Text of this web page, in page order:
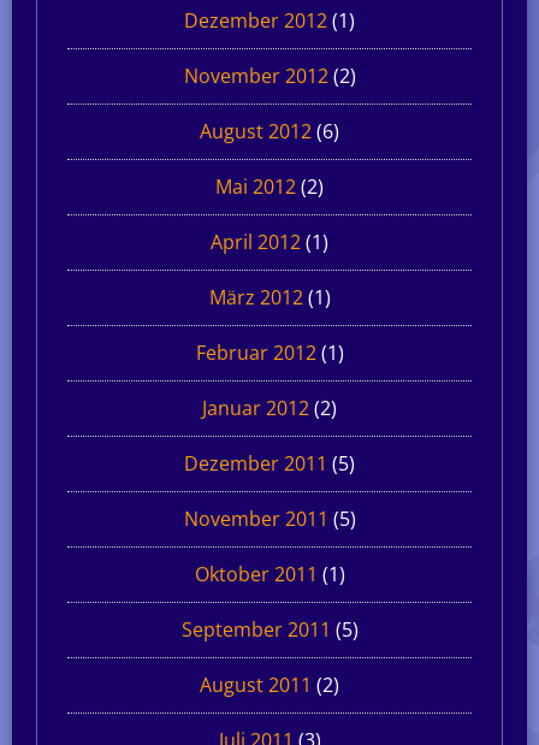
Dezember 2012(1)
November 2012(2)
August 2012(6)
Mai 2012(2)
April 2012(1)
März 2012(1)
Februar 2012(1)
Januar 2012(2)
Dezember 2011 (5)
November 2011 (5)
Oktober 2011 (1)
September 2011 (5)
August 2011 (2)